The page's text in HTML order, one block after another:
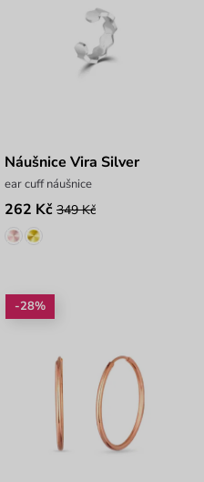
Náušnice Vira Silver
ear cuff náušnice
262 Kč 349 Kč
-28%